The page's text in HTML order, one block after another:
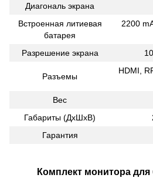
Диагональ экрана
Встроенная литиевая
батарея
2200
Разрешение экрана
Разъемы
HDMI,
Вес
Габариты (ДxШxВ)
Гарантия
Комплект монитора